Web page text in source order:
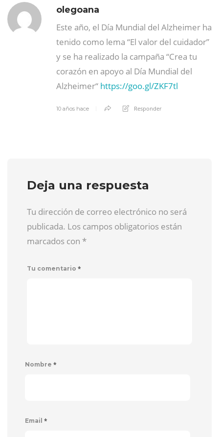
olegoana
Este año, el Día Mundial del Alzheimer ha
tenido como lema “El valor del cuidador”
y se ha realizado la campaña “Crea tu
corazón en apoyo al Día Mundial del
Alzheimer“ https://goo.gl/ZKF7tl
10 años hace Responder
Deja una respuesta
Tu dirección de correo electrónico no será
publicada. Los campos obligatorios están
marcados con *
Tu comentario *
Nombre *
Email *